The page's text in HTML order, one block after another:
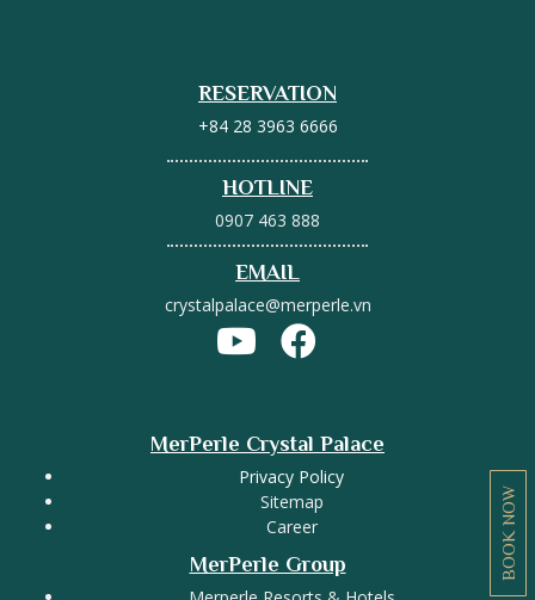
RESERVATION
+84 28 3963 6666
HOTLINE
0907 463 888
EMAIL
crystalpalace@merperle.vn
MerPerle Crystal Palace
Privacy Policy
Sitemap
Career
MerPerle Group BOOK NOW